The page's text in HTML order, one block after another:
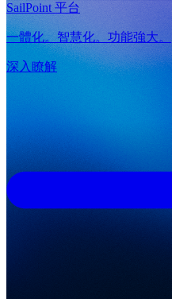
SailPoint 平台
一體化。智慧化。功能強大。
深入瞭解